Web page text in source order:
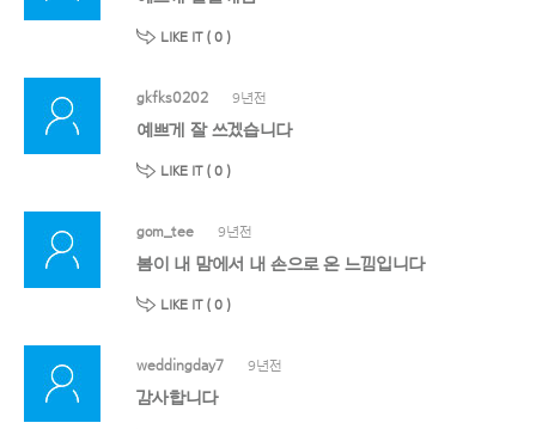
LIKE IT ( 0 )
gkfks0202 9년전
예쁘게 잘 쓰겠습니다
LIKE IT ( 0 )
gom_tee 9년전
봄이 내 맘에서 내 손으로 온 느낌입니다
LIKE IT ( 0 )
weddingday7 9년전
감사합니다